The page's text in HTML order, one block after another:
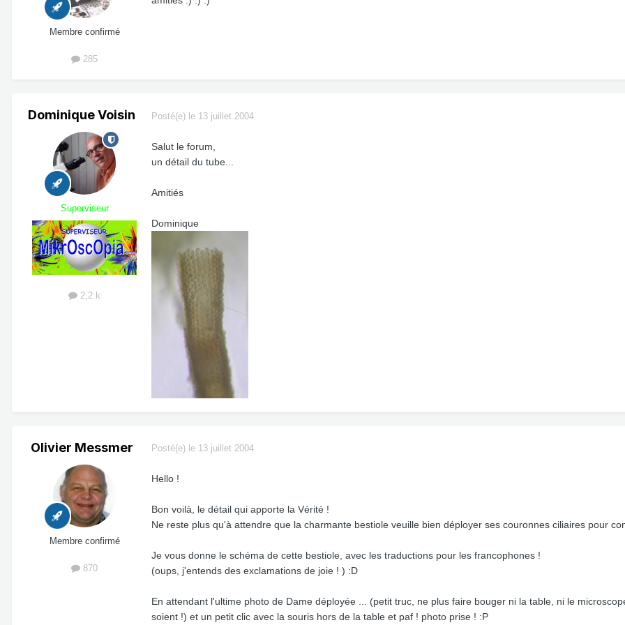
Membre confirmé
285
Dominique Voisin
Superviseur
2,2 k
Posté(e) le 13 juillet 2004
Salut le forum,
un détail du tube...
Amitiés
Dominique
Olivier Messmer
Membre confirmé
870
Posté(e) le 13 juillet 2004
Hello !
Bon voilà, le détail qui apporte la Vérité !
Ne reste plus qu'à attendre que la charmante bestiole veuille bien déployer ses couronnes ciliaires pour
Je vous donne le schéma de cette bestiole, avec les traductions pour les francophones !
(oups, j'entends des exclamations de joie ! ) :D
En attendant l'ultime photo de Dame déployée ... (petit truc, ne plus faire bouger ni la table, ni le
soient !) et un petit clic avec la souris hors de la table et paf ! photo prise ! :P